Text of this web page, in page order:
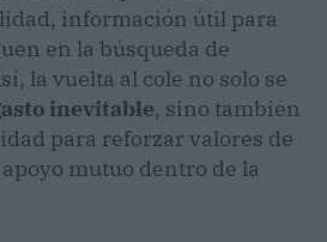
información útil para
en la búsqueda de
la vuelta al cole no solo se
inevitable, sino también
para reforzar valores de
mutuo dentro de la